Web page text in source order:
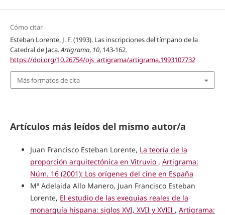
Cómo citar
Esteban Lorente, J. F. (1993). Las inscripciones del tímpano de la
Catedral de Jaca.Artigrama, 10, 143-162.
https://doi.org/10.26754/ojs_artigrama/artigrama.1993107732
Más formatos de cita
Artículos más leídos del mismo autor/a
Juan Francisco Esteban Lorente, La teoría de la
proporción arquitectónica en Vitruvio , Artigrama:
Núm. 16 (2001): Los orígenes del cine en España
Mª Adelaida Allo Manero, Juan Francisco Esteban
Lorente, El estudio de las exequias reales de la
monarquía hispana: siglos XVI, XVII y XVIII , Artigrama: